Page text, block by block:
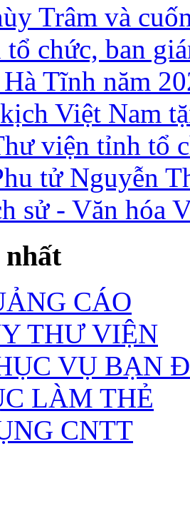
Trâm và
tổ chức, ban
Tĩnh năm
Việt Nam
viện tỉnh tổ
tử Nguyễn
sử - Văn hóa
CÁO
THƯ VIỆN
VỤ BẠN
LÀM THẺ
CNTT